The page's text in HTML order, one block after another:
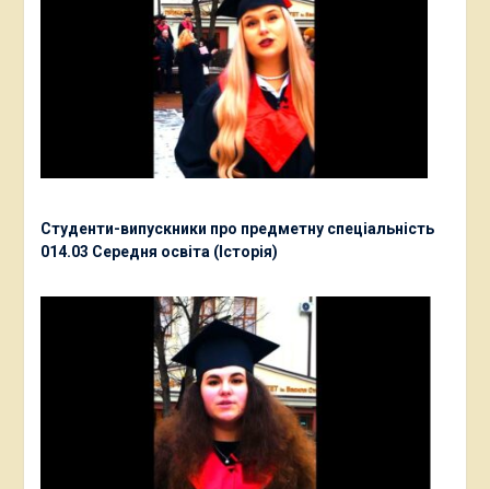
Студенти-випускники про предметну спеціальність
014.03 Середня освіта (Історія)